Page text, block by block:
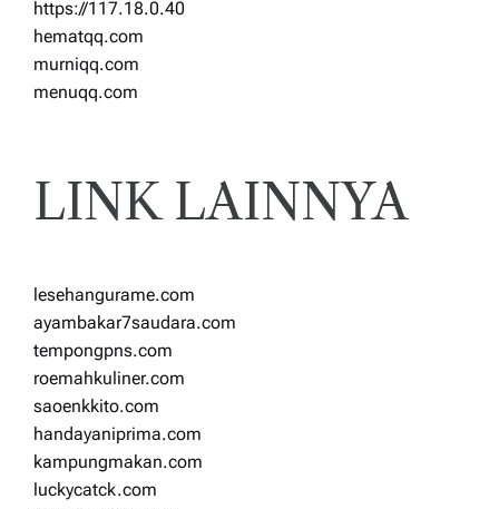
https://117.18.0.40
hematqq.com
murniqq.com
menuqq.com
LINK LAINNYA
lesehangurame.com
ayambakar7saudara.com
tempongpns.com
roemahkuliner.com
saoenkkito.com
handayaniprima.com
kampungmakan.com
luckycatck.com